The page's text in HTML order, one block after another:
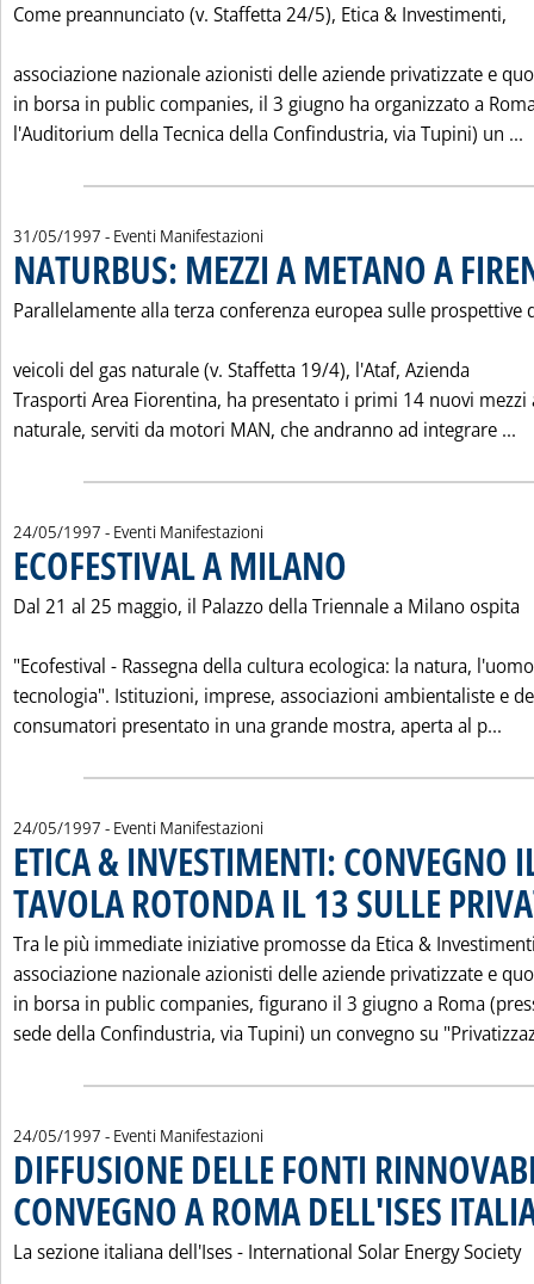
Come preannunciato (v. Staffetta 24/5), Etica & Investimenti,
associazione nazionale azionisti delle aziende privatizzate e
in borsa in public companies, il 3 giugno ha organizzato a
l'Auditorium della Tecnica della Confindustria, via Tupini) un ...
31/05/1997 - Eventi Manifestazioni
NATURBUS: MEZZI A METANO A
Parallelamente alla terza conferenza europea sulle prospettive
veicoli del gas naturale (v. Staffetta 19/4), l'Ataf, Azienda
Trasporti Area Fiorentina, ha presentato i primi 14 nuovi mezzi
naturale, serviti da motori MAN, che andranno ad integrare ...
24/05/1997 - Eventi Manifestazioni
ECOFESTIVAL A MILANO
Dal 21 al 25 maggio, il Palazzo della Triennale a Milano ospita
"Ecofestival - Rassegna della cultura ecologica: la natura,
tecnologia". Istituzioni, imprese, associazioni ambientaliste e
consumatori presentato in una grande mostra, aperta al p...
24/05/1997 - Eventi Manifestazioni
ETICA & INVESTIMENTI: CONVEGNO
TAVOLA ROTONDA IL 13 SULLE
Tra le più immediate iniziative promosse da Etica &
associazione nazionale azionisti delle aziende privatizzate e
in borsa in public companies, figurano il 3 giugno a Roma
sede della Confindustria, via Tupini) un convegno su
24/05/1997 - Eventi Manifestazioni
DIFFUSIONE DELLE FONTI
CONVEGNO A ROMA DELL'ISES
La sezione italiana dell'Ises - International Solar Energy Society